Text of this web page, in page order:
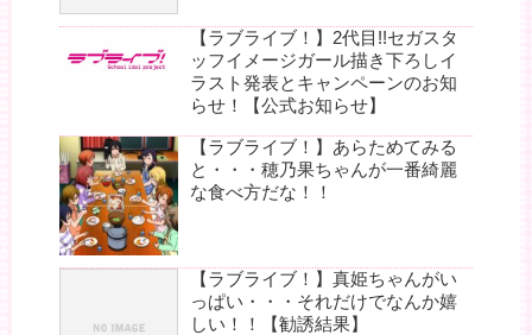
【ラブライブ！】2代目!!セガスタ
ッフイメージガール描き下ろしイ
ラスト発表とキャンペーンのお知
らせ！【公式お知らせ】
【ラブライブ！】あらためてみる
と・・・穂乃果ちゃんが一番綺麗
な食べ方だな！！
【ラブライブ！】真姫ちゃんがい
っぱい・・・それだけでなんか嬉
しい！！【勧誘結果】